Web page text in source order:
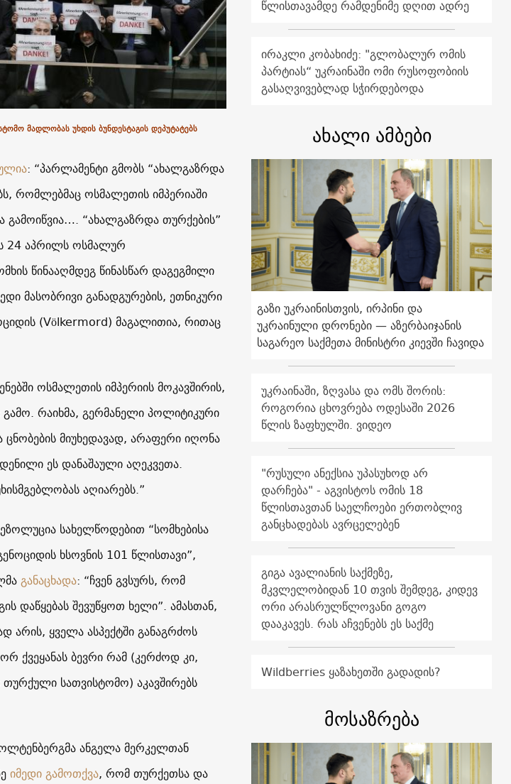
მადლობას უხდის ბუნდესტაგის დეპუტატებს
: “პარლამენტი გმობს “ახალგაზრდა
რომლებმაც ოსმალეთის იმპერიაში
გამოიწვია…. “ახალგაზრდა თურქების”
24 აპრილს ოსმალურ
წინააღმდეგ წინასწარ დაგეგმილი
მასობრივი განადგურების, ეთნიკური
(Völkermord) მაგალითია, რითაც
ოსმალეთის იმპერიის მოკავშირის,
რაიხმა, გერმანელი პოლიტიკური
ცნობების მიუხედავად, არაფერი იღონა
ეს დანაშაული აღეკვეთა.
აღიარებს.”
სახელწოდებით “სომხებისა
ხსოვნის 101 წლისთავი”,
განაცხადა: “ჩვენ გვსურს, რომ
დაწყებას შევუწყოთ ხელი”. ამასთან,
არის, ყველა ასპექტში განაგრძოს
ქვეყანას ბევრი რამ (კერძოდ კი,
თურქული სათვისტომო) აკავშირებს
ანგელა მერკელთან
იმედი გამოთქვა, რომ თურქეთსა და
წლისთავამდე რამდენიმე დღით ადრე
ირაკლი კობახიძე: "გლობალურ ომის
პარტიას“ უკრაინაში ომი რუსოფობიის
გასაღვივებლად სჭირდებოდა
ახალი ამბები
გაზი უკრაინისთვის, ირპინი და
უკრაინული დრონები — აზერბაიჯანის
საგარეო საქმეთა მინისტრი კიევში ჩავიდა
უკრაინაში, ზღვასა და ომს შორის:
როგორია ცხოვრება ოდესაში 2026
წლის ზაფხულში. ვიდეო
"რუსული ანექსია უპასუხოდ არ
დარჩება" - აგვისტოს ომის 18
წლისთავთან საელჩოები ერთობლივ
განცხადებას ავრცელებენ
გიგა ავალიანის საქმეზე,
მკვლელობიდან 10 თვის შემდეგ, კიდევ
ორი არასრულწლოვანი გოგო
დააკავეს. რას აჩვენებს ეს საქმე
Wildberries ყაზახეთში გადადის?
მოსაზრება